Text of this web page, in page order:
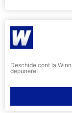
Deschide cont la
depunere!